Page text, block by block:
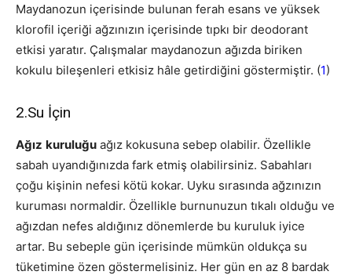
Maydanozun içerisinde bulunan ferah esans ve yüksek
klorofil içeriği ağzınızın içerisinde tıpkı bir deodorant
etkisi yaratır. Çalışmalar maydanozun ağızda biriken
kokulu bileşenleri etkisiz hâle getirdiğini göstermiştir. (1)
2.Su İçin
Ağız kuruluğu ağız kokusuna sebep olabilir. Özellikle
sabah uyandığınızda fark etmiş olabilirsiniz. Sabahları
çoğu kişinin nefesi kötü kokar. Uyku sırasında ağzınızın
kuruması normaldir. Özellikle burnunuzun tıkalı olduğu ve
ağızdan nefes aldığınız dönemlerde bu kuruluk iyice
artar. Bu sebeple gün içerisinde mümkün oldukça su
tüketimine özen göstermelisiniz. Her gün en az 8 bardak